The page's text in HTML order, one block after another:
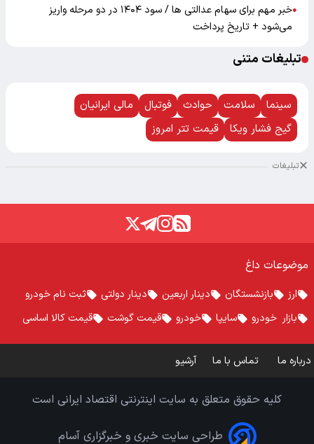
●
خبر مهم برای سهام عدالتی ها / سود ۱۴۰۴ در دو مرحله واریز
می‌شود + تاریخ پرداخت
تبلیغات متنی
سینما سلامت حوادث فوتبال
مالی ایرانیان
گیج فشار ویکا
قیمت تتر امروز
تبلیغات
موضوعات داغ
ارز بازنشستگان دینار اربعین دینار دولتی
ثبت نام خودرو
بازار خودرو
سایپا خودرو قیمت گوشت قیمت کالا اساسی
درباره ما تماس با ما آرشیو
کلیه حقوق متعلق به سایت اینترنتی اقتصاد ایرانی است
طراحی سایت خبری و خبرگزاری آسام